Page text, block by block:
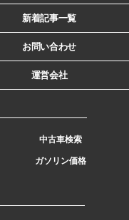
新着記事一覧
お問い合わせ
運営会社
中古車検索
ガソリン価格